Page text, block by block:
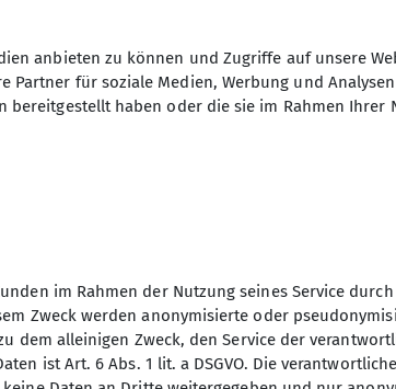
Sektion Kassel
Deutschen
anbieten zu können und Zugriffe auf unsere
für soziale Medien, Werbung und
haben oder die sie im Rahmen Ihrer
im Rahmen der Nutzung seines Service
Zweck werden anonymisierte oder
alleinigen Zweck, den Service der
ist Art. 6 Abs. 1 lit. a DSGVO. Die